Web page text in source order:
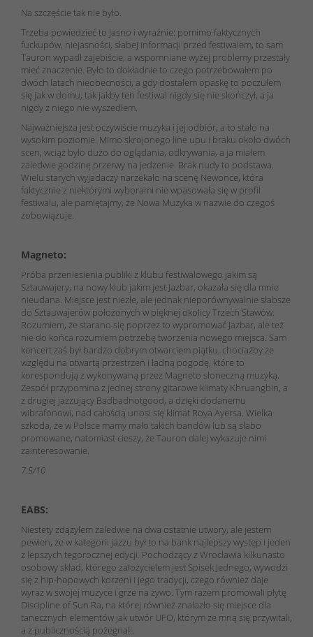
Na szczęście tak nie było.
Trzeba powiedzieć to jasno i wyraźnie: pomimo faktycznych
fuckupów, niejasności, słabej informacji przed festiwalem, to sam
Tauron wypadł zajebiście, a wspomniane wyżej problemy przestały
mieć znaczenie. Było to dokładnie to czego potrzebowałem po
dwóch latach nieobecności, a gdy dostałem opaskę to poczułem
się jak w domu, tak jakby ten festiwal nigdy się nie skończył, a ja
nigdy z niego nie wyszedłem.
Najważniejsza jest oczywiście muzyka i jej odbiór, a to stało na
wysokim poziomie. Mimo skrojonego line upu i braku około dwóch
scen, wciąż było dużo do oglądania, odkrywania, a ja miałem
zaledwie godzinę przerwy na jedzenie. Brak nudy to podstawa.
Wielu starych wyjadaczy narzekało na scenę Newonce, która
faktycznie z niektórymi wyborami nie wpasowała się w profil
festiwalu, ale pamiętajmy, że Nowa Muzyka w nazwie do czegoś
zobowiązuje.
Magneto:
Próba przeniesienia publiki z klubu festiwalowego jakim są
Sztauwajery, na nowy klub jakim jest Jazbar, okazała się dla mnie
nieudana. Miejsce jest niezłe, ale jednak nieporównywalnie słabsze
do Sztauwajerów położonych w pięknej okolicy Trzech Stawów.
Rozumiem, że starano się poprzez to wypromować Jazbar, ale też
nie do końca rozumiem potrzebę tworzenia nowego miejsca. Sam
koncert zaś był bardzo dobrym otwarciem piątku, chociażby ze
względu na otwartą przestrzeń i ładną pogodę, które to
korespondują z wykonywaną przez Magneto słoneczną muzyką.
Zespół przypomina z jednej strony gitarowe klimaty Khruangbin, a
z drugiej jazzujący Badbadnotgood, a dzięki dodanemu
wibrafonowi, nad całością unosi się klimat Roya Ayersa. Wielka
szkoda, że w Polsce mamy mało takich bandów lub są słabo
promowane, natomiast cieszy, że Tauron dalej wykazuje nimi
zainteresowanie.
7.5/10
EABS:
Niestety zdążyłem zaledwie na dwa ostatnie utwory, ale jestem
pewien, że w kategorii jazzu był to na bank najlepszy występ i jeden
z lepszych tegorocznej edycji. Pochodzący z Wrocławia kilkunasto
osobowy skład, którego założycielem jest Spisek Jednego, wywodzi
się z hip-hopowych korzeni i jego tradycji, czego również daje
wyraz w swojej muzyce i grze na żywo. Tym razem promowali płytę
Discipline of Sun Ra, na której również znalazło się miejsce dla
tanecznych elementów jak utwór UFO, którym ze mną się przywitali,
a z publicznością pożegnali.